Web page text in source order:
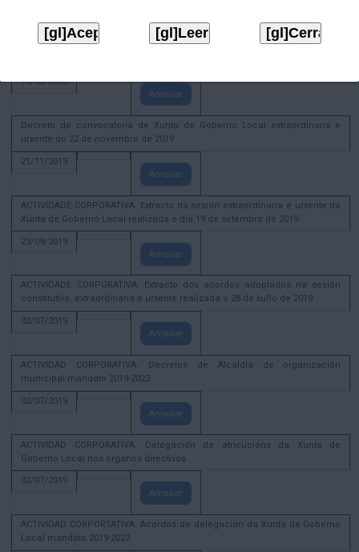
ACTIVIDADE CORPORATIVA. Extracto da Xunta de Goberno Local de 17 de
18/06/2020
Amosar
Decreto de convocatoria de Xunta de Goberno Local extraordinaria e
urxente do 22 de novembro de 2019
21/11/2019
Amosar
ACTIVIDADE CORPORATIVA. Extracto da sesión extraordinaria e urxente da
Xunta de Goberno Local realizada o día 19 de setembro de 2019
23/09/2019
Amosar
ACTIVIDADE CORPORATIVA. Extracto dos acordos adoptados na sesión
constitutiva, extraordinaria e urxente realizada o 28 de xuño de 2019
02/07/2019
Amosar
ACTIVIDAD CORPORATIVA. Decretos de Alcaldía de organización
municipal mandato 2019-2023.
02/07/2019
Amosar
ACTIVIDAD CORPORATIVA. Delegación de atricucións da Xunta de
Goberno Local nos órganos directivos.
02/07/2019
Amosar
ACTIVIDAD CORPORTATIVA. Acordos de delegación da Xunta de Goberno
Local mandato 2019-2023